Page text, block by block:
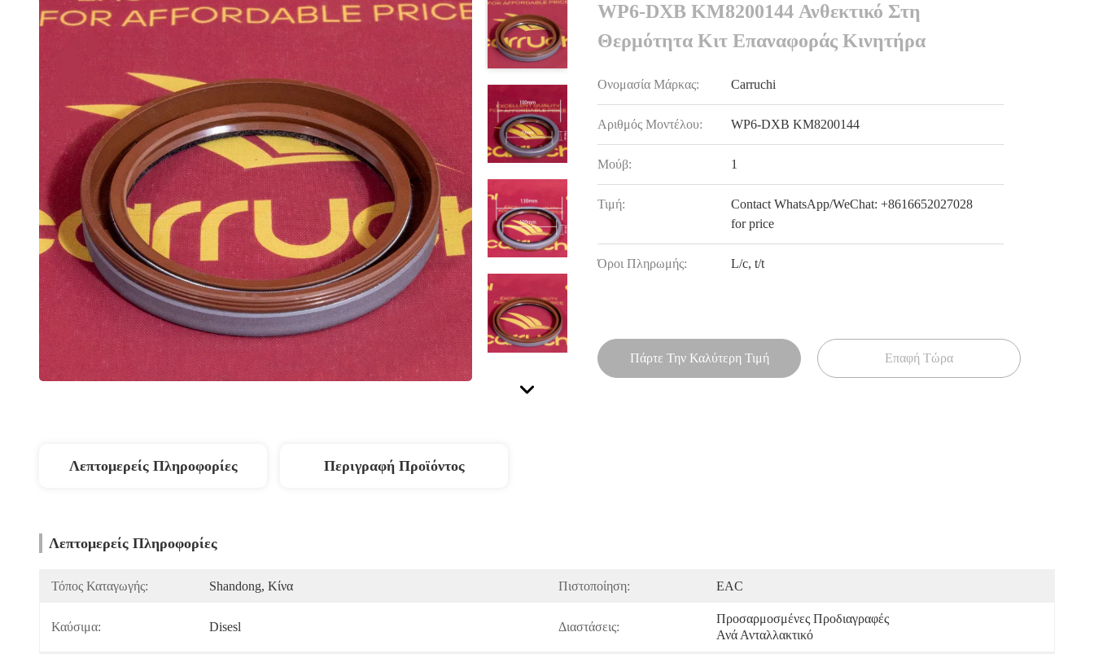
WP6-DXB KM8200144 Ανθεκτικό Στη
Θερμότητα Κιτ Επαναφοράς Κινητήρα
Ονομασία Μάρκας: Carruchi
Αριθμός Μοντέλου: WP6-DXB KM8200144
Μούβ: 1
Τιμή:
Contact WhatsApp/WeChat: +8616652027028
for price
Όροι Πληρωμής: L/c, t/t
Πάρτε Την Καλύτερη Τιμή Επαφή Τώρα
Λεπτομερείς Πληροφορίες Περιγραφή Προϊόντος
Λεπτομερείς Πληροφορίες
Τόπος Καταγωγής: Shandong, Κίνα Πιστοποίηση: EAC
Καύσιμα: Disesl Διαστάσεις:
Προσαρμοσμένες Προδιαγραφές
Ανά Ανταλλακτικό